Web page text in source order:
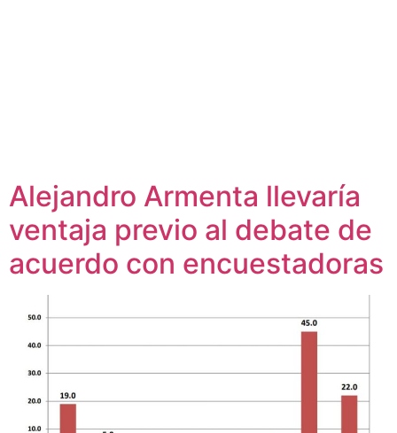
Alejandro Armenta llevaría
ventaja previo al debate de
acuerdo con encuestadoras